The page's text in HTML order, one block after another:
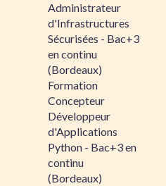
Administrateur
d'Infrastructures
Sécurisées - Bac+3
en continu
(Bordeaux)
Formation
Concepteur
Développeur
d'Applications
Python - Bac+3 en
continu
(Bordeaux)